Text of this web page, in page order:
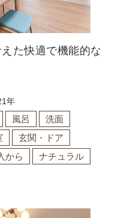
た快適で機能的な
年
風呂
洗面
玄関・ドア
から
ナチュラル